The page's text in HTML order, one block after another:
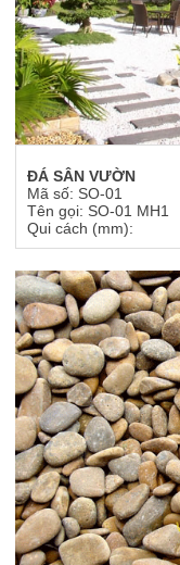
ĐÁ SÂN VƯỜN
Mã số: SO-01
Tên gọi: SO-01 MH1
Qui cách (mm):